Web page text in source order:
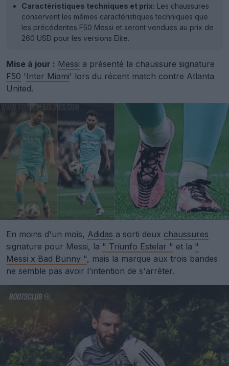
Caractéristiques techniques et prix: Les chaussures
conservent les mêmes caractéristiques techniques que
les précédentes F50 Messi et seront vendues au prix de
260 USD pour les versions Elite.
Mise à jour : Messi a présenté la chaussure signature
F50 ' Inter Miami' lors du récent match contre Atlanta
United.
En moins d'un mois, Adidas a sorti deux chaussures
signature pour Messi, la " Triunfo Estelar " et la "
Messi x Bad Bunny ", mais la marque aux trois bandes
ne semble pas avoir l'intention de s'arrêter.